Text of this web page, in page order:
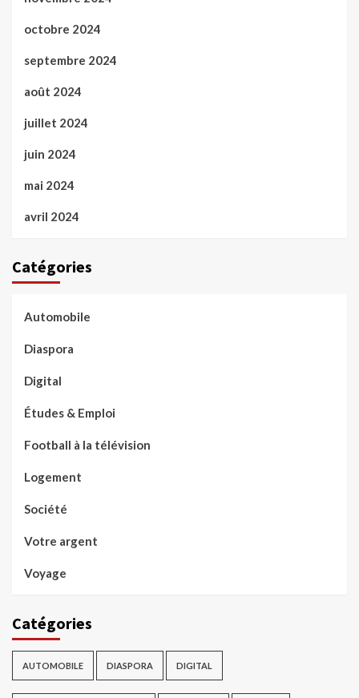
octobre 2024
septembre 2024
août 2024
juillet 2024
juin 2024
mai 2024
avril 2024
Catégories
Automobile
Diaspora
Digital
Études & Emploi
Football à la télévision
Logement
Société
Votre argent
Voyage
Catégories
AUTOMOBILE DIASPORA DIGITAL